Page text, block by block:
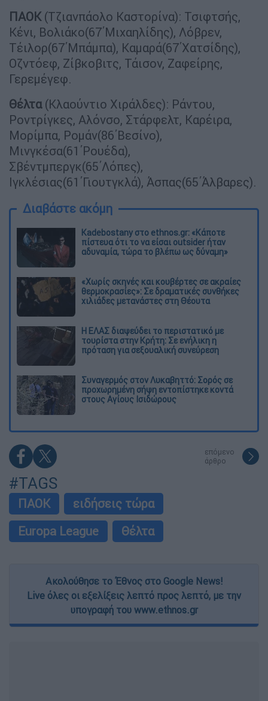
ΠΑΟΚ(Τζιανπάολο Καστορίνα): Τσιφτσής,
Κένι, Βολιάκο(67΄Μιχαηλίδης), Λόβρεν,
Τέιλορ(67΄Μπάμπα), Καμαρά(67΄Χατσίδης),
Οζντόεφ, Ζίβκοβιτς, Τάισον, Ζαφείρης,
Γερεμέγεφ.
Θέλτα(Κλαούντιο Χιράλδες): Ράντου,
Ροντρίγκες, Αλόνσο, Στάρφελτ, Καρέιρα,
Μορίμπα, Ρομάν(86΄Βεσίνο),
Μινγκέσα(61΄Ρουέδα),
Σβέντμπεργκ(65΄Λόπες),
Ιγκλέσιας(61΄Γιουτγκλά), Άσπας(65΄Άλβαρες).
Διαβάστε ακόμη
Kadebostany στο ethnos.gr: «Κάποτε
πίστευα ότι το να είσαι outsider ήταν
αδυναμία, τώρα το βλέπω ως δύναμη»
«Χωρίς σκηνές και κουβέρτες σε ακραίες
θερμοκρασίες»: Σε δραματικές συνθήκες
χιλιάδες μετανάστες στη Θέουτα
Η ΕΛΑΣ διαψεύδει το περιστατικό με
τουρίστα στην Κρήτη: Σε ενήλικη η
πρόταση για σεξουαλική συνεύρεση
Συναγερμός στον Λυκαβηττό: Σορός σε
προχωρημένη σήψη εντοπίστηκε κοντά
στους Αγίους Ισιδώρους
επόμενο
άρθρο
#TAGS
ΠΑΟΚ
ειδήσεις τώρα
Europa League
Θέλτα
Ακολούθησε το Έθνος στο Google News!
Live όλες οι εξελίξεις λεπτό προς λεπτό, με την
υπογραφή του www.ethnos.gr